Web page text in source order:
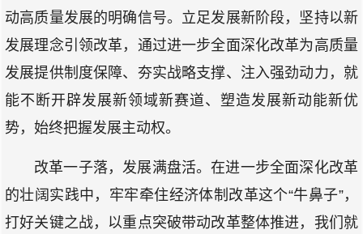
动高质量发展的明确信号。立足发展新阶段，坚持以新
发展理念引领改革，通过进一步全面深化改革为高质量
发展提供制度保障、夯实战略支撑、注入强劲动力，就
能不断开辟发展新领域新赛道、塑造发展新动能新优
势，始终把握发展主动权。
改革一子落，发展满盘活。在进一步全面深化改革
的壮阔实践中，牢牢牵住经济体制改革这个“牛鼻子”，
打好关键之战，以重点突破带动改革整体推进，我们就